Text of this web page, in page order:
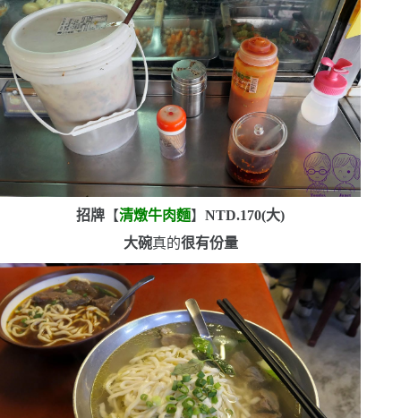
招牌 【清燉牛肉麵】NTD.170(大)
大碗真的很有份量